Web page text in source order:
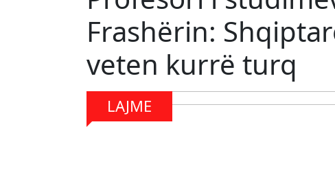
Frashërin:
veten kurrë turq
LAJME